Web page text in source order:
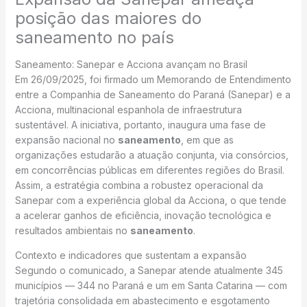
posição das maiores do
saneamento no país
Saneamento: Sanepar e Acciona avançam no Brasil
Em 26/09/2025, foi firmado um Memorando de Entendimento
entre a Companhia de Saneamento do Paraná (Sanepar) e a
Acciona, multinacional espanhola de infraestrutura
sustentável. A iniciativa, portanto, inaugura uma fase de
expansão nacional no saneamento , em que as
organizações estudarão a atuação conjunta, via consórcios,
em concorrências públicas em diferentes regiões do Brasil.
Assim, a estratégia combina a robustez operacional da
Sanepar com a experiência global da Acciona, o que tende
a acelerar ganhos de eficiência, inovação tecnológica e
resultados ambientais no saneamento.
Contexto e indicadores que sustentam a expansão
Segundo o comunicado, a Sanepar atende atualmente 345
municípios — 344 no Paraná e um em Santa Catarina — com
trajetória consolidada em abastecimento e esgotamento